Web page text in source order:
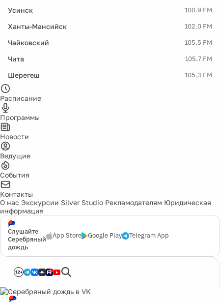
Усинск 100.9 FM
Ханты-Мансийск 102.0 FM
Чайковский 105.5 FM
Чита 105.7 FM
Шерегеш 105.3 FM
Расписание
Программы
Новости
Ведущие
События
Контакты
О нас Экскурсии Silver Studio Рекламодателям Юридическая
информация
Слушайте
Серебряный
дождь
App Store Google Play Telegram App
12+